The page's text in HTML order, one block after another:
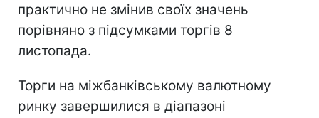
практично не змінив своїх значень
порівняно з підсумками торгів 8
листопада.
Торги на міжбанківському валютному
ринку завершилися в діапазоні